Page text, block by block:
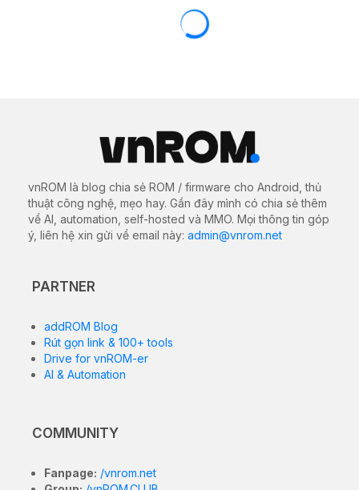
Rom cứu máy, xóa mật khẩu màn hình
Tại đây bạn có thể tải về bộ file ROM gốc (Stock
khẩu màn hình OPPO F9 CPH1825 / CPH1881. Các file
này cực kỳ cần thiết để khắc phục các sự cố phần
mềm, sửa lỗi treo logo (bootloop), nâng cấp/hạ cấp
sản xuất.
Màn hình
6.3-inch LTPS IPS LCD,
1080×2340 pixels, 19.5:9 aspect
ratio, Corning Gorilla Glass 5/6
(Chip)
GHz Cortex-A53), Mali-G72 MP3